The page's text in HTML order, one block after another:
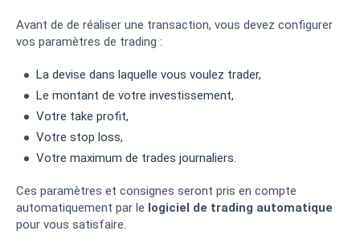
Avant de de réaliser une transaction, vous devez configurer
vos paramètres de trading :
La devise dans laquelle vous voulez trader,
Le montant de votre investissement,
Votre take profit,
Votre stop loss,
Votre maximum de trades journaliers.
Ces paramètres et consignes seront pris en compte
automatiquement par le logiciel de trading automatique
pour vous satisfaire.